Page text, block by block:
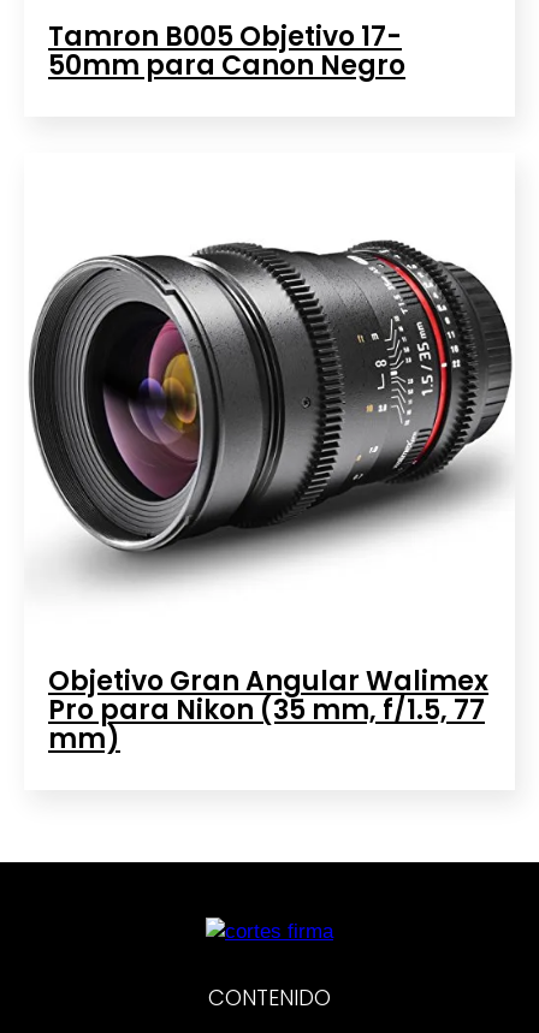
Tamron B005 Objetivo 17-
50mm para Canon Negro
Objetivo Gran Angular Walimex
Pro para Nikon (35 mm, f/1.5, 77
mm)
CONTENIDO